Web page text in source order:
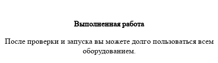
Выполненная работа
После проверки и запуска вы можете долго пользоваться всем
оборудованием.